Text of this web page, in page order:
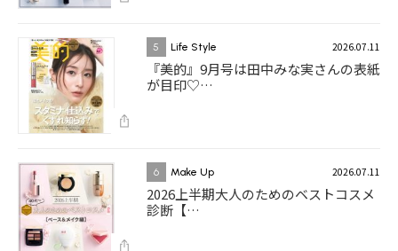
5 Life Style 2026.07.11
『美的』9月号は田中みな実さんの表紙
が目印♡…
6 Make Up 2026.07.11
2026上半期大人のためのベストコスメ
診断【…